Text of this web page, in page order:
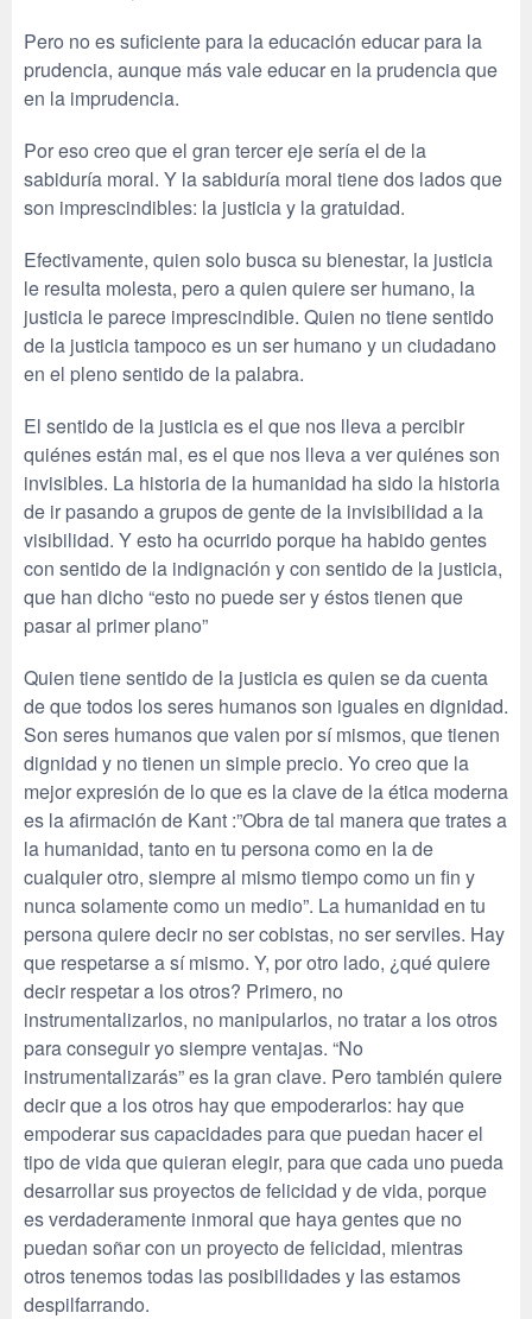
Pero no es suficiente para la educación educar para la
prudencia, aunque más vale educar en la prudencia que
en la imprudencia.
Por eso creo que el gran tercer eje sería el de la
sabiduría moral. Y la sabiduría moral tiene dos lados que
son imprescindibles: la justicia y la gratuidad.
Efectivamente, quien solo busca su bienestar, la justicia
le resulta molesta, pero a quien quiere ser humano, la
justicia le parece imprescindible. Quien no tiene sentido
de la justicia tampoco es un ser humano y un ciudadano
en el pleno sentido de la palabra.
El sentido de la justicia es el que nos lleva a percibir
quiénes están mal, es el que nos lleva a ver quiénes son
invisibles. La historia de la humanidad ha sido la historia
de ir pasando a grupos de gente de la invisibilidad a la
visibilidad. Y esto ha ocurrido porque ha habido gentes
con sentido de la indignación y con sentido de la justicia,
que han dicho “esto no puede ser y éstos tienen que
pasar al primer plano”
Quien tiene sentido de la justicia es quien se da cuenta
de que todos los seres humanos son iguales en dignidad.
Son seres humanos que valen por sí mismos, que tienen
dignidad y no tienen un simple precio. Yo creo que la
mejor expresión de lo que es la clave de la ética moderna
es la afirmación de Kant :”Obra de tal manera que trates a
la humanidad, tanto en tu persona como en la de
cualquier otro, siempre al mismo tiempo como un fin y
nunca solamente como un medio”. La humanidad en tu
persona quiere decir no ser cobistas, no ser serviles. Hay
que respetarse a sí mismo. Y, por otro lado, ¿qué quiere
decir respetar a los otros? Primero, no
instrumentalizarlos, no manipularlos, no tratar a los otros
para conseguir yo siempre ventajas. “No
instrumentalizarás” es la gran clave. Pero también quiere
decir que a los otros hay que empoderarlos: hay que
empoderar sus capacidades para que puedan hacer el
tipo de vida que quieran elegir, para que cada uno pueda
desarrollar sus proyectos de felicidad y de vida, porque
es verdaderamente inmoral que haya gentes que no
puedan soñar con un proyecto de felicidad, mientras
otros tenemos todas las posibilidades y las estamos
despilfarrando.